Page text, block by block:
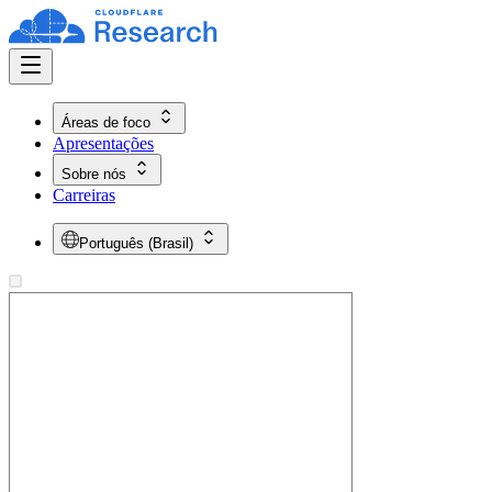
Áreas de foco
Apresentações
Sobre nós
Carreiras
Português (Brasil)